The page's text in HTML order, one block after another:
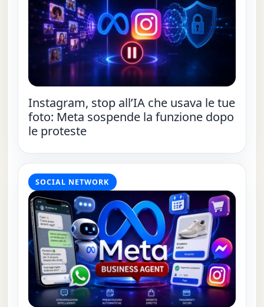
Instagram, stop all’IA che usava le tue
foto: Meta sospende la funzione dopo
le proteste
SOCIAL NETWORK